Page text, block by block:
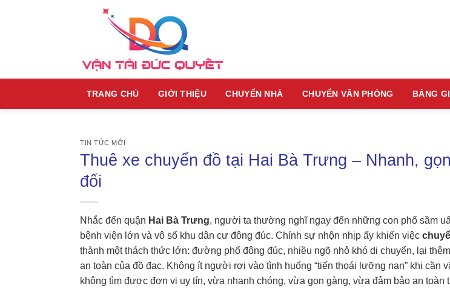
TRANG CHỦ GIỚI THIỆU CHUYỂN NHÀ CHUYỂN VĂN PHÒNG BẢNG
TIN TỨC MỚI
Thuê xe chuyển đồ tại Hai Bà Trưng – Nhanh,
đối
Nhắc đến quận Hai Bà Trưng, người ta thường nghĩ ngay đến những con phố sầm
bệnh viện lớn và vô số khu dân cư đông đúc. Chính sự nhộn nhịp ấy khiến việc
thành một thách thức lớn: đường phố đông đúc, nhiều ngõ nhỏ khó di chuyển, lại
an toàn của đồ đạc. Không ít người rơi vào tình huống “tiến thoái lưỡng nan” khi cần
không tìm được đơn vị uy tín, vừa nhanh chóng, vừa gọn gàng, vừa đảm bảo an toàn